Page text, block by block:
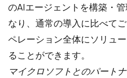
のAIエージェントを構築・
なり、通常の導入に比べて
ペレーション全体にソリュ
ることができます。
マイクロソフトとのパート